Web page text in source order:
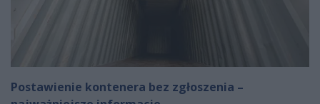
Postawienie kontenera bez zgłoszenia –